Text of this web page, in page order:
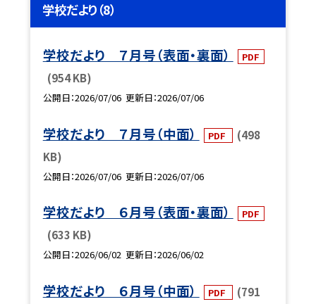
学校だより（8）
学校だより ７月号（表面・裏面） PDF
(954 KB)
公開日 2026/07/06 更新日 2026/07/06
学校だより ７月号（中面） PDF
(498
KB)
公開日 2026/07/06 更新日 2026/07/06
学校だより ６月号（表面・裏面） PDF
(633 KB)
公開日 2026/06/02 更新日 2026/06/02
学校だより ６月号（中面） PDF
(791